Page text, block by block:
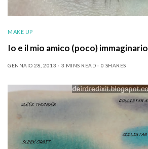
MAKE UP
Io e il mio amico (poco) immaginario
GENNAIO 28, 2013 3 MINS READ 0 SHARES